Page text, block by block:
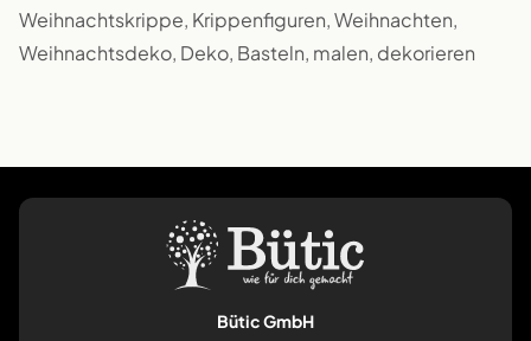
Weihnachtskrippe, Krippenfiguren, Weihnachten,
Weihnachtsdeko, Deko, Basteln, malen, dekorieren
Bütic GmbH